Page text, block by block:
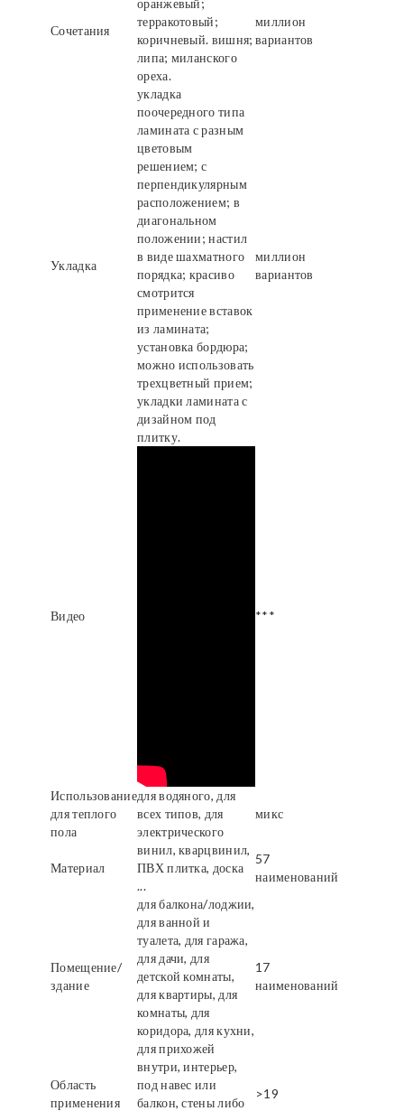
Сочетания
оранжевый;
терракотовый;
коричневый. вишня;
липа; миланского
ореха.
миллион
вариантов
Укладка
укладка
поочередного типа
ламината с разным
цветовым
решением; с
перпендикулярным
расположением; в
диагональном
положении; настил
в виде шахматного
порядка; красиво
смотрится
применение вставок
из ламината;
установка бордюра;
можно использовать
трехцветный прием;
укладки ламината с
дизайном под
плитку.
миллион
вариантов
Видео ***
Использование
для теплого
пола
для водяного, для
всех типов, для
электрического
микс
Материал
винил, кварцвинил,
ПВХ плитка, доска
...
57
наименований
Помещение/
здание
для балкона/лоджии,
для ванной и
туалета, для гаража,
для дачи, для
детской комнаты,
для квартиры, для
комнаты, для
коридора, для кухни,
для прихожей
17
наименований
Область
применения
внутри, интерьер,
под навес или
балкон, стены либо
>19